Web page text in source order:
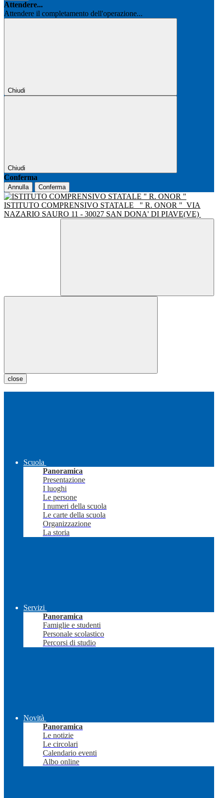
Attendere...
Attendere il completamento dell'operazione...
Chiudi
Chiudi
Conferma
Annulla Conferma
ISTITUTO COMPRENSIVO STATALE " R. ONOR " VIA
NAZARIO SAURO 11 - 30027 SAN DONA' DI PIAVE(VE)
close
Scuola
Panoramica
Presentazione
I luoghi
Le persone
I numeri della scuola
Le carte della scuola
Organizzazione
La storia
Servizi
Panoramica
Famiglie e studenti
Personale scolastico
Percorsi di studio
Novità
Panoramica
Le notizie
Le circolari
Calendario eventi
Albo online